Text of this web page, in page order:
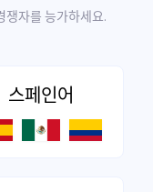
쟁자를 능가하세요.
스페인어